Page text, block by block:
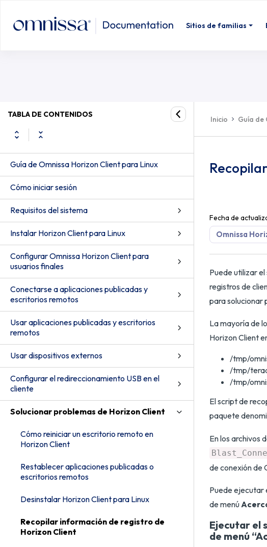
Sitios de familias
TABLA DE CONTENIDOS
Guía de Omnissa Horizon Client para Linux
Cómo iniciar sesión
Requisitos del sistema
Instalar Horizon Client para Linux
Configurar Omnissa Horizon Client para
usuarios finales
Conectarse a aplicaciones publicadas y
escritorios remotos
Usar aplicaciones publicadas y escritorios
remotos
Usar dispositivos externos
Configurar el redireccionamiento USB en el
cliente
Solucionar problemas de Horizon Client
Cómo reiniciar un escritorio remoto en
Horizon Client
Restablecer aplicaciones publicadas o
escritorios remotos
Desinstalar Horizon Client para Linux
Recopilar información de registro de
Horizon Client
Inicio Guía de
Fecha de
Omnissa
Puede utilizar
registros de
para solucionar
La mayoría de
Horizon Client
/tmp/
/tmp/
/tmp/
El script de
paquete
En los archivos
de conexión de
Puede ejecutar
de menú
Ejecutar el
de menú